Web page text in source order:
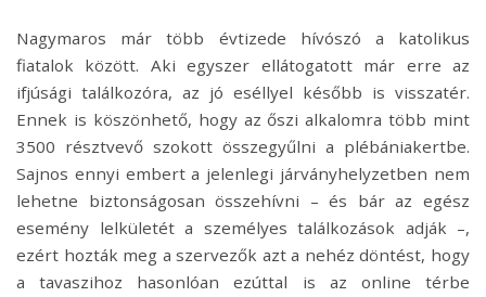
Nagymaros már több évtizede hívószó a katolikus
fiatalok között. Aki egyszer ellátogatott már erre az
ifjúsági találkozóra, az jó eséllyel később is visszatér.
Ennek is köszönhető, hogy az őszi alkalomra több mint
3500 résztvevő szokott összegyűlni a plébániakertbe.
Sajnos ennyi embert a jelenlegi járványhelyzetben nem
lehetne biztonságosan összehívni – és bár az egész
esemény lelkületét a személyes találkozások adják –,
ezért hozták meg a szervezők azt a nehéz döntést, hogy
a tavaszihoz hasonlóan ezúttal is az online térbe